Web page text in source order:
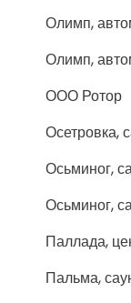
Олимп,
Олимп,
ООО Ротор
Осетровка,
Осьминог,
Осьминог,
Паллада,
Пальма,